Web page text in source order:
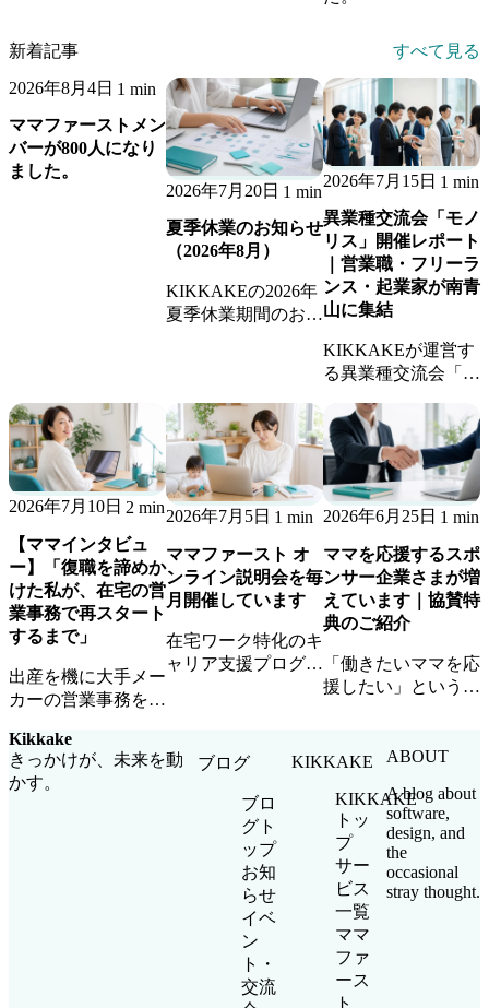
新着記事 すべて見る
2026年8月4日 1 min
ママファーストメン
バーが800人になり
ました。
2026年7月20日 1 min
夏季休業のお知らせ
（2026年8月）
KIKKAKEの2026年
夏季休業期間のお知
稼働体制についてご
案内します。
2026年7月15日 1 min
異業種交流会「モノ
リス」開催レポート
｜営業職・フリーラ
ンス・起業家が南青
山に集結
KIKKAKEが運営す
る異業種交流会「モ
ート。営業職・フリ
ーランス・起業家が
集まり、新しいビジ
ネスのきっかけが生
まれました。
2026年7月10日 2 min
【ママインタビュ
ー】「復職を諦めか
けた私が、在宅の営
業事務で再スタート
するまで」
出産を機に大手メー
カーの営業事務を退
ファーストとの出会
いから、在宅ワーク
で企業チームの一員
2026年7月5日 1 min
ママファースト オ
ンライン説明会を毎
月開催しています
在宅ワーク特化のキ
ャリア支援プログラ
参加無料・顔出し不
OKです。
2026年6月25日 1 min
ママを応援するスポ
ンサー企業さまが増
えています｜協賛特
典のご紹介
「働きたいママを応
援したい」という想
が増えています。ロ
加・ママ人材優先ア
サインなど協賛特典
をご紹介します。
Kikkake
きっかけが、未来を動
かす。
ブログ
ブロ
グト
ップ
お知
らせ
イベ
ン
ト・
交流
KIKKAKE
KIKKAKE
トッ
プ
サー
ビス
一覧
ママ
ファ
ース
ト
ABOUT
A blog about
software,
design, and
the
occasional
stray thought.